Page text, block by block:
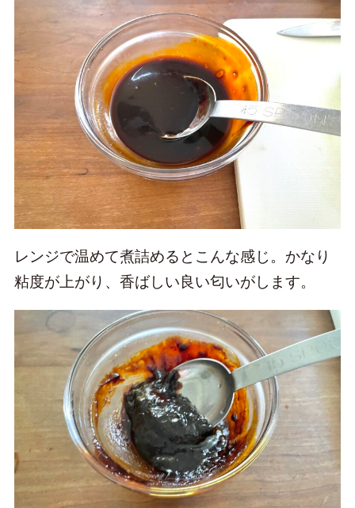
レンジで温めて煮詰めるとこんな感じ。かなり
粘度が上がり、香ばしい良い匂いがします。